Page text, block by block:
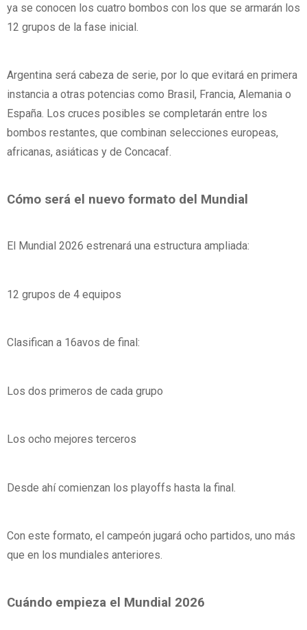
ya se conocen los cuatro bombos con los que se armarán los
12 grupos de la fase inicial.
Argentina será cabeza de serie, por lo que evitará en primera
instancia a otras potencias como Brasil, Francia, Alemania o
España. Los cruces posibles se completarán entre los
bombos restantes, que combinan selecciones europeas,
africanas, asiáticas y de Concacaf.
Cómo será el nuevo formato del Mundial
El Mundial 2026 estrenará una estructura ampliada:
12 grupos de 4 equipos
Clasifican a 16avos de final:
Los dos primeros de cada grupo
Los ocho mejores terceros
Desde ahí comienzan los playoffs hasta la final.
Con este formato, el campeón jugará ocho partidos, uno más
que en los mundiales anteriores.
Cuándo empieza el Mundial 2026